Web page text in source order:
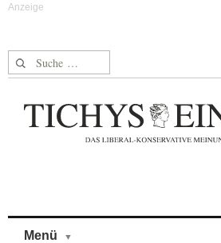
Suche nach:
Menü